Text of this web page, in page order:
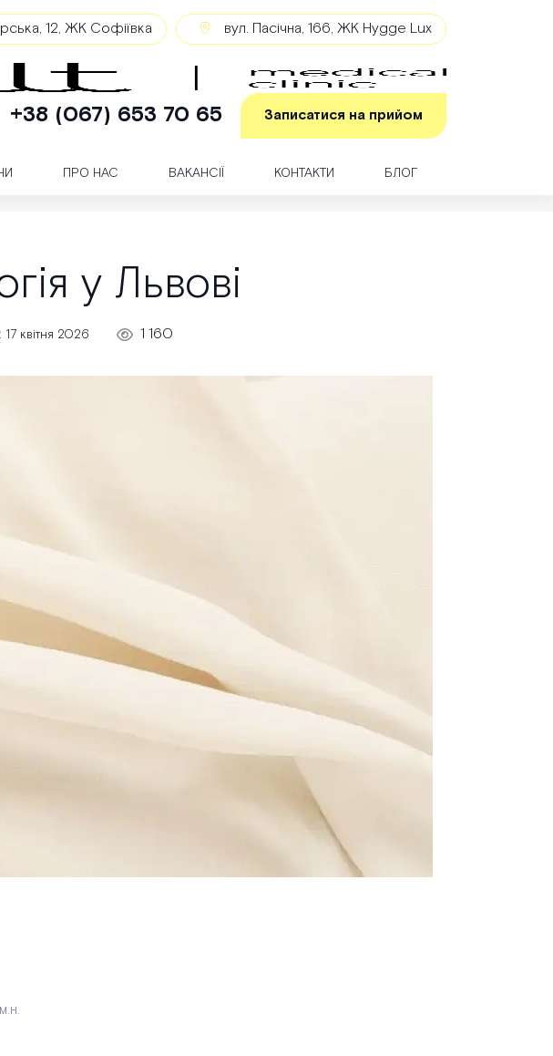
12, ЖК Софіївка вул. Пасічна, 166, ЖК Hygge Lux
+38 (067) 653 70 65 Записатися на прийом
ПРО НАС ВАКАНСІЇ КОНТАКТИ БЛОГ
у Львові
квітня 2026 1 160